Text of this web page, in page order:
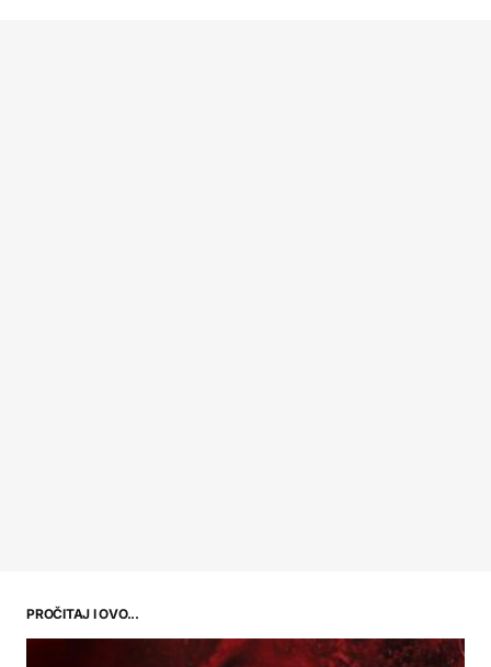
PROČITAJ I OVO...